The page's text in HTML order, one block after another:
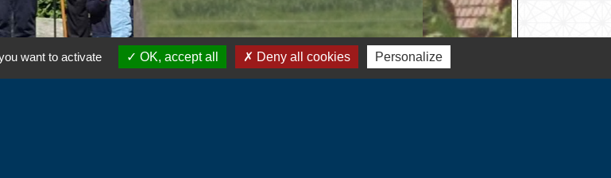
want to activate OK, accept all Deny all cookies Personalize